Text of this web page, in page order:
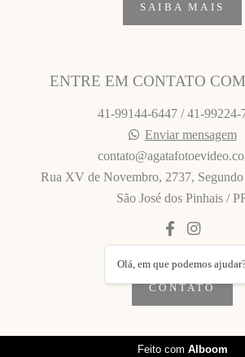
SAIBA MAIS
ENTRE EM CONTATO
41-99144-6447 / 41-99224-
Enviar mensagem
Rua XV de Novembro, 2737,
São José dos Pinhais /
CONTATO
Olá, em que podemos
Feito com Alboom